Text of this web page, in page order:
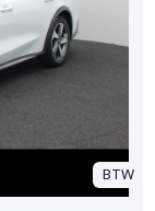
BTW